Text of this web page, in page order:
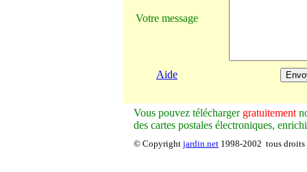
Votre message
Aide
Vous pouvez télécharger gratuitement
des cartes postales électroniques,
© Copyright jardin.net 1998-2002 tous droits